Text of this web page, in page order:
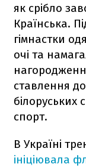
як срібло
Країнська.
гімнастки
очі та
ставлення
білоруських
спорт.
В Україні
ініціювала